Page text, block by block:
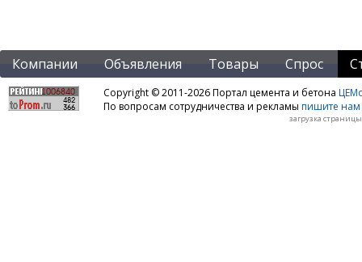
Компании Объявления Товары Спрос
Copyright © 2011-2026 Портал цемента и бетона
По вопросам сотрудничества и рекламы пишите нам
загрузка